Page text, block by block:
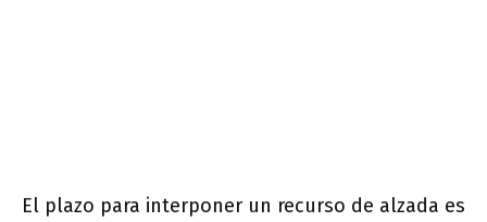
El plazo para interponer un recurso de alzada es